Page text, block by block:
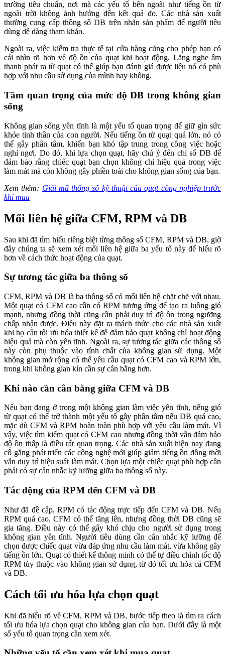
trường tiêu chuẩn, nơi mà các yếu tố bên ngoài như tiếng ồn từ
ngoài trời không ảnh hưởng đến kết quả đo. Các nhà sản xuất
thường cung cấp thông số DB trên nhãn sản phẩm để người tiêu
dùng dễ dàng tham khảo.
Ngoài ra, việc kiểm tra thực tế tại cửa hàng cũng cho phép bạn có
cái nhìn rõ hơn về độ ồn của quạt khi hoạt động. Lắng nghe âm
thanh phát ra từ quạt có thể giúp bạn đánh giá được liệu nó có phù
hợp với nhu cầu sử dụng của mình hay không.
Tầm quan trọng của mức độ DB trong không gian
sống
Không gian sống yên tĩnh là một yếu tố quan trọng để giữ gìn sức
khỏe tinh thần của con người. Nếu tiếng ồn từ quạt quá lớn, nó có
thể gây phân tâm, khiến bạn khó tập trung trong công việc hoặc
nghỉ ngơi. Do đó, khi lựa chọn quạt, hãy chú ý đến chỉ số DB để
đảm bảo rằng chiếc quạt bạn chọn không chỉ hiệu quả trong việc
làm mát mà còn không gây phiền toái cho không gian sống của bạn.
Xem thêm: Giải mã thông số kỹ thuật của quạt công nghiệp trước
khi mua
Mối liên hệ giữa CFM, RPM và DB
Sau khi đã tìm hiểu riêng biệt từng thông số CFM, RPM và DB, giờ
đây chúng ta sẽ xem xét mối liên hệ giữa ba yếu tố này để hiểu rõ
hơn về cách thức hoạt động của quạt.
Sự tương tác giữa ba thông số
CFM, RPM và DB là ba thông số có mối liên hệ chặt chẽ với nhau.
Một quạt có CFM cao cần có RPM tương ứng để tạo ra luồng gió
mạnh, nhưng đồng thời cũng cần phải duy trì độ ồn trong ngưỡng
chấp nhận được. Điều này đặt ra thách thức cho các nhà sản xuất
khi họ cần tối ưu hóa thiết kế để đảm bảo quạt không chỉ hoạt động
hiệu quả mà còn yên tĩnh. Ngoài ra, sự tương tác giữa các thông số
này còn phụ thuộc vào tính chất của không gian sử dụng. Một
không gian mở rộng có thể yêu cầu quạt có CFM cao và RPM lớn,
trong khi không gian kín cần sự cân bằng hơn.
Khi nào cần cân bằng giữa CFM và DB
Nếu bạn đang ở trong một không gian làm việc yên tĩnh, tiếng gió
từ quạt có thể trở thành một yếu tố gây phân tâm nếu DB quá cao,
mặc dù CFM và RPM hoàn toàn phù hợp với yêu cầu làm mát. Vì
vậy, việc tìm kiếm quạt có CFM cao nhưng đồng thời vẫn đảm bảo
độ ồn thấp là điều rất quan trọng. Các nhà sản xuất hiện nay đang
cố gắng phát triển các công nghệ mới giúp giảm tiếng ồn đồng thời
vẫn duy trì hiệu suất làm mát. Chọn lựa một chiếc quạt phù hợp cần
phải có sự cân nhắc kỹ lưỡng giữa ba thông số này.
Tác động của RPM đến CFM và DB
Như đã đề cập, RPM có tác động trực tiếp đến CFM và DB. Nếu
RPM quá cao, CFM có thể tăng lên, nhưng đồng thời DB cũng sẽ
gia tăng. Điều này có thể gây khó chịu cho người sử dụng trong
không gian yên tĩnh. Người tiêu dùng cần cân nhắc kỹ lưỡng để
chọn được chiếc quạt vừa đáp ứng nhu cầu làm mát, vừa không gây
tiếng ồn lớn. Quạt có thiết kế thông minh có thể tự điều chỉnh tốc độ
RPM tùy thuộc vào không gian sử dụng, từ đó tối ưu hóa cả CFM
và DB.
Cách tối ưu hóa lựa chọn quạt
Khi đã hiểu rõ về CFM, RPM và DB, bước tiếp theo là tìm ra cách
tối ưu hóa lựa chọn quạt cho không gian của bạn. Dưới đây là một
số yếu tố quan trọng cần xem xét.